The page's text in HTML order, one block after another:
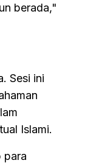
berada,"
Sesi ini
Islami.
para